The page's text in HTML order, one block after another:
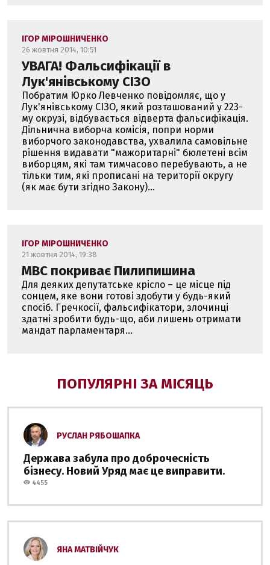
ІГОР МІРОШНИЧЕНКО
26 жовтня 2014, 10:51
УВАГА! Фальсифікації в
Лук'янівському СІЗО
Побратим Юрко Левченко повідомляє, що у
Лук'янівському СІЗО, який розташований у 223-
му окрузі, відбувається відверта фальсифікація.
Дільнична виборча комісія, попри норми
виборчого законодавства, ухвалила самовільне
рішення видавати "мажоритарні" бюлетені всім
виборцям, які там тимчасово перебувають, а не
тільки тим, які прописані на території округу
(як має бути згідно Закону)...
ІГОР МІРОШНИЧЕНКО
21 жовтня 2014, 19:38
МВС покриває Пилипишина
Для деяких депутатське крісло – це місце під
сонцем, яке вони готові здобути у будь-який
спосіб. Гречкосії, фальсифікатори, злочинці
здатні зробити будь-що, аби лишень отримати
мандат парламентаря...
ПОПУЛЯРНІ ЗА МІСЯЦЬ
РУСЛАН РЯБОШАПКА
Держава забула про доброчесність
бізнесу. Новий Уряд має це виправити.
4455
ЯНА МАТВІЙЧУК